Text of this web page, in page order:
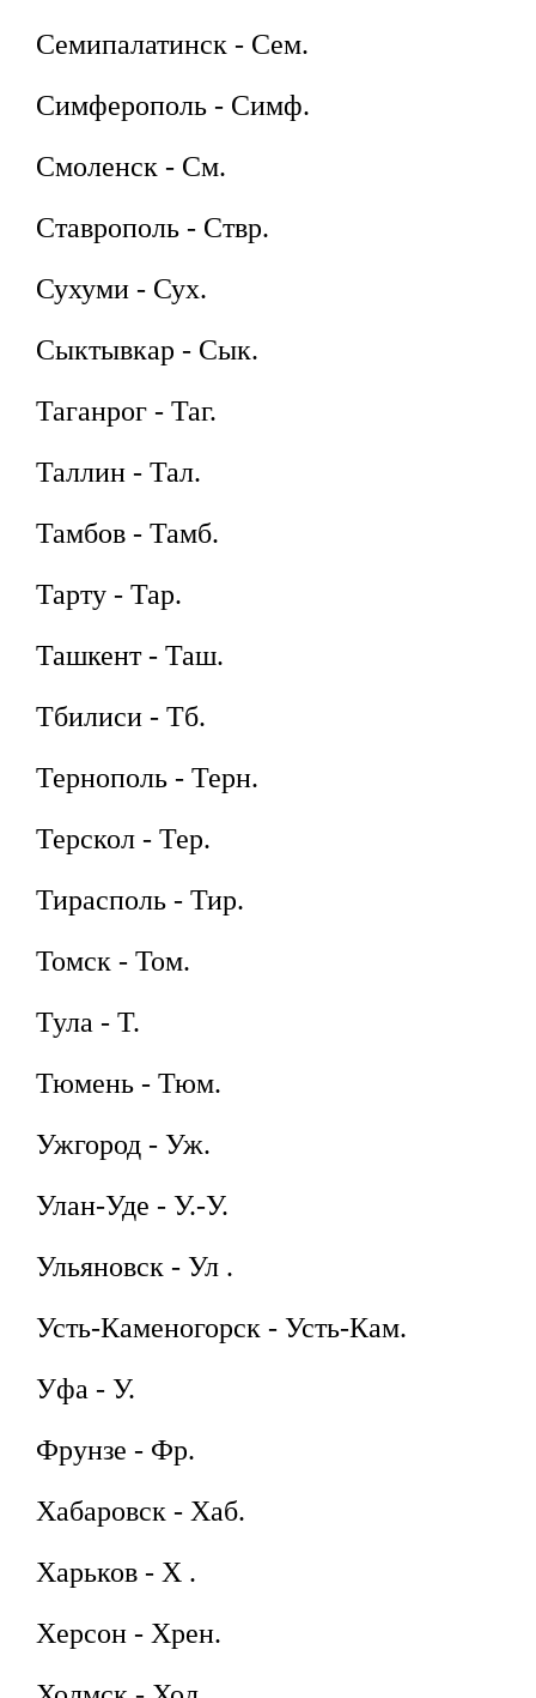
Семипалатинск - Сем.
Симферополь - Симф.
Смоленск - См.
Ставрополь - Ствр.
Сухуми - Сух.
Сыктывкар - Сык.
Таганрог - Таг.
Таллин - Тал.
Тамбов - Тамб.
Тарту - Тар.
Ташкент - Таш.
Тбилиси - Тб.
Тернополь - Терн.
Терскол - Тер.
Тирасполь - Тир.
Томск - Том.
Тула - Т.
Тюмень - Тюм.
Ужгород - Уж.
Улан-Уде - У.-У.
Ульяновск - Ул .
Усть-Каменогорск - Усть-Кам.
Уфа - У.
Фрунзе - Фр.
Хабаровск - Хаб.
Харьков - Х .
Херсон - Хрен.